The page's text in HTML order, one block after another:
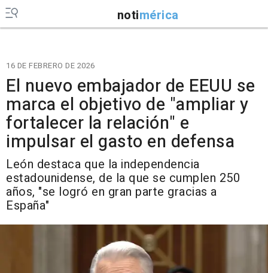
notimérica
16 DE FEBRERO DE 2026
El nuevo embajador de EEUU se
marca el objetivo de "ampliar y
fortalecer la relación" e
impulsar el gasto en defensa
León destaca que la independencia
estadounidense, de la que se cumplen 250
años, "se logró en gran parte gracias a
España"